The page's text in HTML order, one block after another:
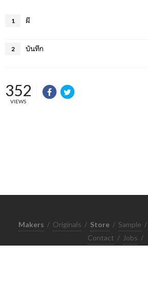
1 ผี
2 บันทึก
352
VIEWS
Makers / Originals / Store / Sample /
Contact / Jobs /